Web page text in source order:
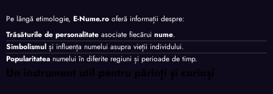
Pe lângă etimologie, E-Nume.ro oferă informații despre:
Trăsăturile de personalitate asociate fiecărui nume.
Simbolismul și influența numelui asupra vieții individului.
Popularitatea numelui în diferite regiuni și perioade de timp.
Un instrument util pentru părinți și curioși